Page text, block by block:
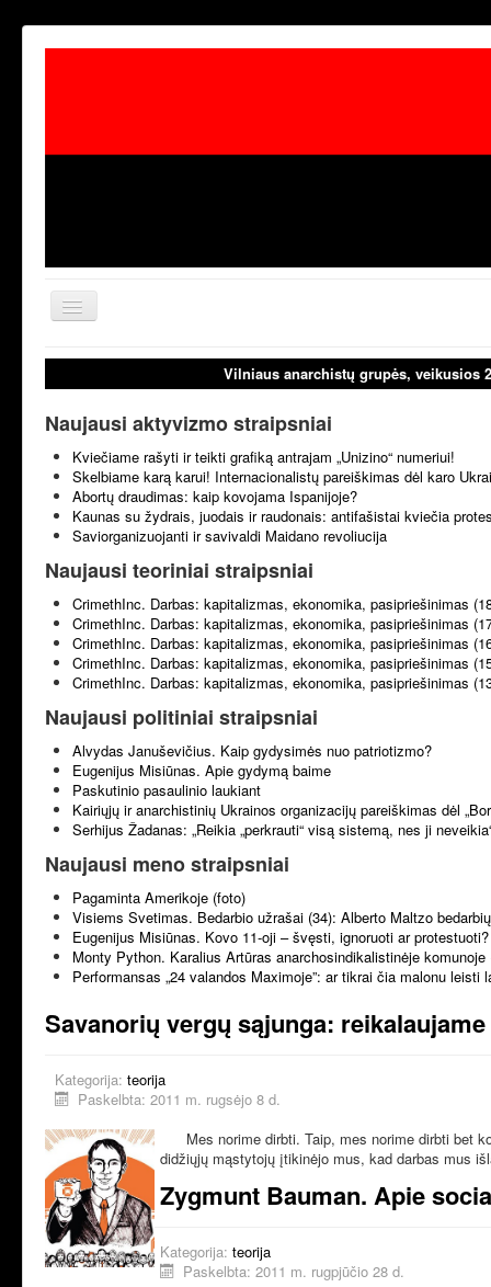
Toggle
Navigation
aktualijos
laisvoji
Vilniaus anarchistų grupės, veikusios
Naujausi aktyvizmo straipsniai
Kviečiame rašyti ir teikti grafiką antrajam „Unizino“ numeriui!
Skelbiame karą karui! Internacionalistų pareiškimas dėl karo
Abortų draudimas: kaip kovojama Ispanijoje?
Kaunas su žydrais, juodais ir raudonais: antifašistai kviečia
Saviorganizuojanti ir savivaldi Maidano revoliucija
Naujausi teoriniai straipsniai
CrimethInc. Darbas: kapitalizmas, ekonomika, pasipriešinimas
CrimethInc. Darbas: kapitalizmas, ekonomika, pasipriešinimas
CrimethInc. Darbas: kapitalizmas, ekonomika, pasipriešinimas
CrimethInc. Darbas: kapitalizmas, ekonomika, pasipriešinimas
CrimethInc. Darbas: kapitalizmas, ekonomika, pasipriešinimas
Naujausi politiniai straipsniai
Alvydas Januševičius. Kaip gydysimės nuo patriotizmo?
Eugenijus Misiūnas. Apie gydymą baime
Paskutinio pasaulinio laukiant
Kairiųjų ir anarchistinių Ukrainos organizacijų pareiškimas dėl
Serhijus Žadanas: „Reikia „perkrauti“ visą sistemą, nes ji
Naujausi meno straipsniai
Pagaminta Amerikoje (foto)
Visiems Svetimas. Bedarbio užrašai (34): Alberto Maltzo
Eugenijus Misiūnas. Kovo 11-oji – švęsti, ignoruoti ar protestuoti?
Monty Python. Karalius Artūras anarchosindikalistinėje komunoje
Performansas „24 valandos Maximoje”: ar tikrai čia malonu leisti
Savanorių vergų sąjunga:
Kategorija: teorija
Paskelbta: 2011 m. rugsėjo 8 d.
Mes norime dirbti. Taip, mes norime dirbti bet
didžiųjų mąstytojų įtikinėjo mus, kad darbas mus
Zygmunt Bauman. Apie
Kategorija: teorija
Paskelbta: 2011 m. rugpjūčio 28 d.